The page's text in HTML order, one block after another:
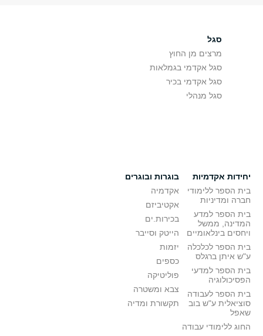
סגל
מרצים מן החוץ
סגל אקדמי בגמלאות
סגל אקדמי בכיר
סגל מנהלי
יחידות אקדמיות
בית הספר ללימודי
חברה ומדיניות
בית הספר למדע
המדינה, ממשל
ויחסים בינלאומיים
בית הספר לכלכלה
ע"ש איתן ברגלס
בית הספר למדעי
הפסיכולוגיה
בית הספר לעבודה
סוציאלית ע"ש בוב
שאפל
החוג ללימודי עבודה
בוגרות ובוגרים
אקדמיה
אקטיביזם
בכירות.ים
הייטק וסייבר
יזמות
כספים
פוליטיקה
צבא ומשטרה
תקשורת ומדיה